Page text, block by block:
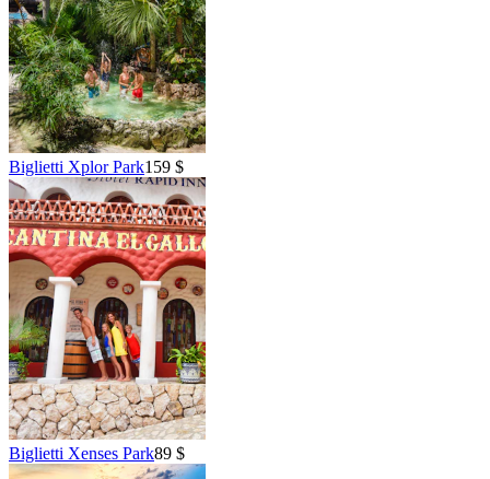
Biglietti Xplor Park159 $
Biglietti Xenses Park89 $